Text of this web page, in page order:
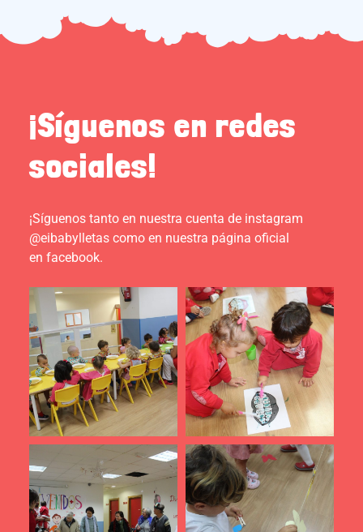
¡Síguenos en redes
sociales!
¡Síguenos tanto en nuestra cuenta de instagram
@eibabylletas como en nuestra página oficial
en facebook.